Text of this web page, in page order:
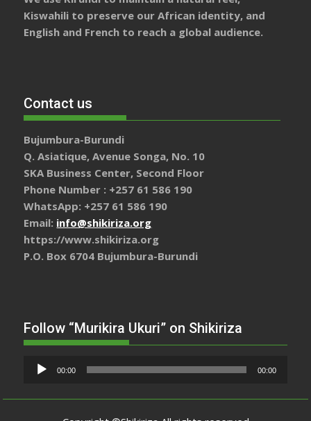
Kiswahili to preserve our African identity, and
English and French to reach a global audience.
Contact us
Bujumbura-Burundi
Q. Asiatique, Avenue Songa, No. 10
SKA Business Center, Second Floor
Phone Number : +257 61 586 190
WhatsApp: +257 61 586 190
Email: info@shikiriza.org
https://www.shikiriza.org
P.O. Box 6704 Bujumbura-Burundi
Follow “Murikira Ukuri” on Shikiriza
Lecteur 00:00 00:00